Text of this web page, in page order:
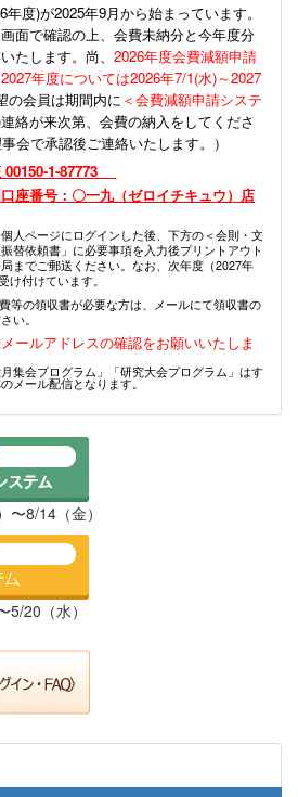
年度)が2025年9月から始まっています。
面で確認の上、会費未納分と今年度分
たします。尚、 2026年度会費減額申請
年度については2026年7/1(水)～2027
の会員は期間内に ＜会費減額申請システ
絡が来次第、会費の納入をしてくださ
会で承認後ご連絡いたします。）
1-87773
座番号：〇一九（ゼロイチキュウ）店
個人ページにログインした後、下方の＜会則・文
替依頼書」に必要事項を入力後プリントアウト
までご郵送ください。なお、次年度（2027年
け付けています。
等の領収書が必要な方は、メールにて領収書の
い。
ールアドレスの確認をお願いいたしま
集会プログラム」「研究大会プログラム」はす
メール配信となります。
〜8/14（金）
5/20（水）